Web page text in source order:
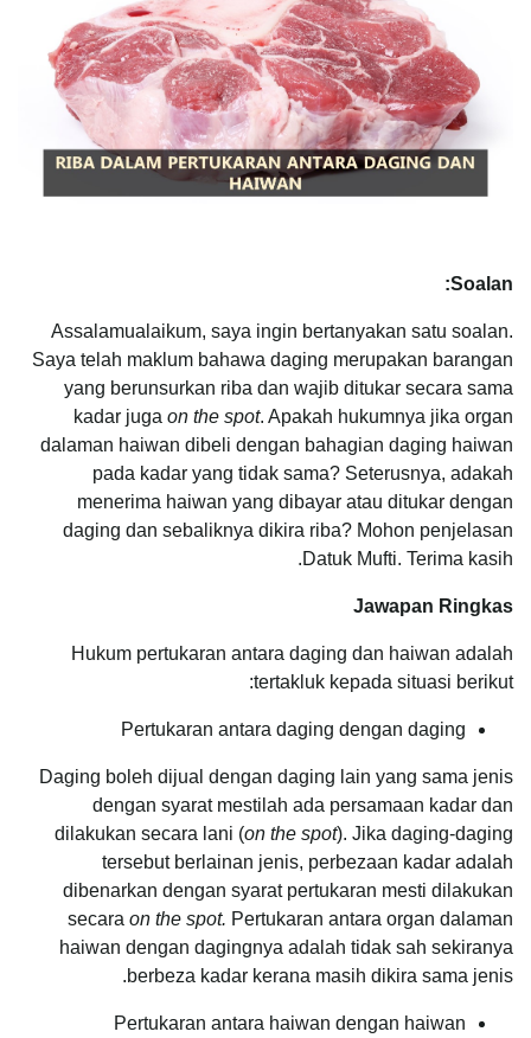
Soalan:
Assalamualaikum, saya ingin bertanyakan satu soalan.
Saya telah maklum bahawa daging merupakan barangan
yang berunsurkan riba dan wajib ditukar secara sama
kadar juga on the spot. Apakah hukumnya jika organ
dalaman haiwan dibeli dengan bahagian daging haiwan
pada kadar yang tidak sama? Seterusnya, adakah
menerima haiwan yang dibayar atau ditukar dengan
daging dan sebaliknya dikira riba? Mohon penjelasan
Datuk Mufti. Terima kasih.
Jawapan Ringkas
Hukum pertukaran antara daging dan haiwan adalah
tertakluk kepada situasi berikut:
Pertukaran antara daging dengan daging
Daging boleh dijual dengan daging lain yang sama jenis
dengan syarat mestilah ada persamaan kadar dan
dilakukan secara lani (on the spot). Jika daging-daging
tersebut berlainan jenis, perbezaan kadar adalah
dibenarkan dengan syarat pertukaran mesti dilakukan
secara on the spot. Pertukaran antara organ dalaman
haiwan dengan dagingnya adalah tidak sah sekiranya
berbeza kadar kerana masih dikira sama jenis.
Pertukaran antara haiwan dengan haiwan